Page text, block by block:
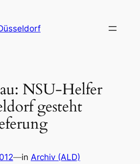
NSU-Helfer
gesteht
—in Archiv (ALD)